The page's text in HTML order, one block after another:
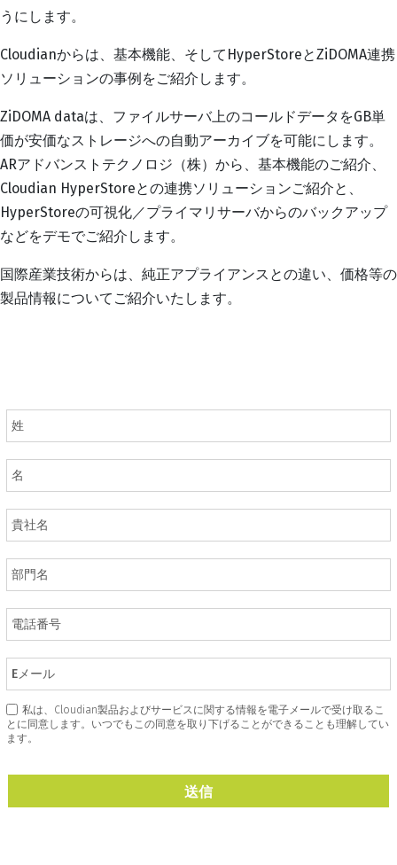
うにします。
Cloudianからは、基本機能、そしてHyperStoreとZiDOMA連携
ソリューションの事例をご紹介します。
ZiDOMA dataは、ファイルサーバ上のコールドデータをGB単
価が安価なストレージへの自動アーカイブを可能にします。
ARアドバンストテクノロジ（株）から、基本機能のご紹介、
Cloudian HyperStoreとの連携ソリューションご紹介と、
HyperStoreの可視化／プライマリサーバからのバックアップ
などをデモでご紹介します。
国際産業技術からは、純正アプライアンスとの違い、価格等の
製品情報についてご紹介いたします。